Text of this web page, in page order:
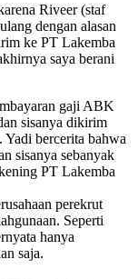
Riveer (staf
dengan alasan
ke PT Lakemba
saya berani
gaji ABK
sisanya dikirim
Yadi bercerita bahwa
sisanya sebanyak
PT Lakemba
perekrut
Seperti
hanya
saja.